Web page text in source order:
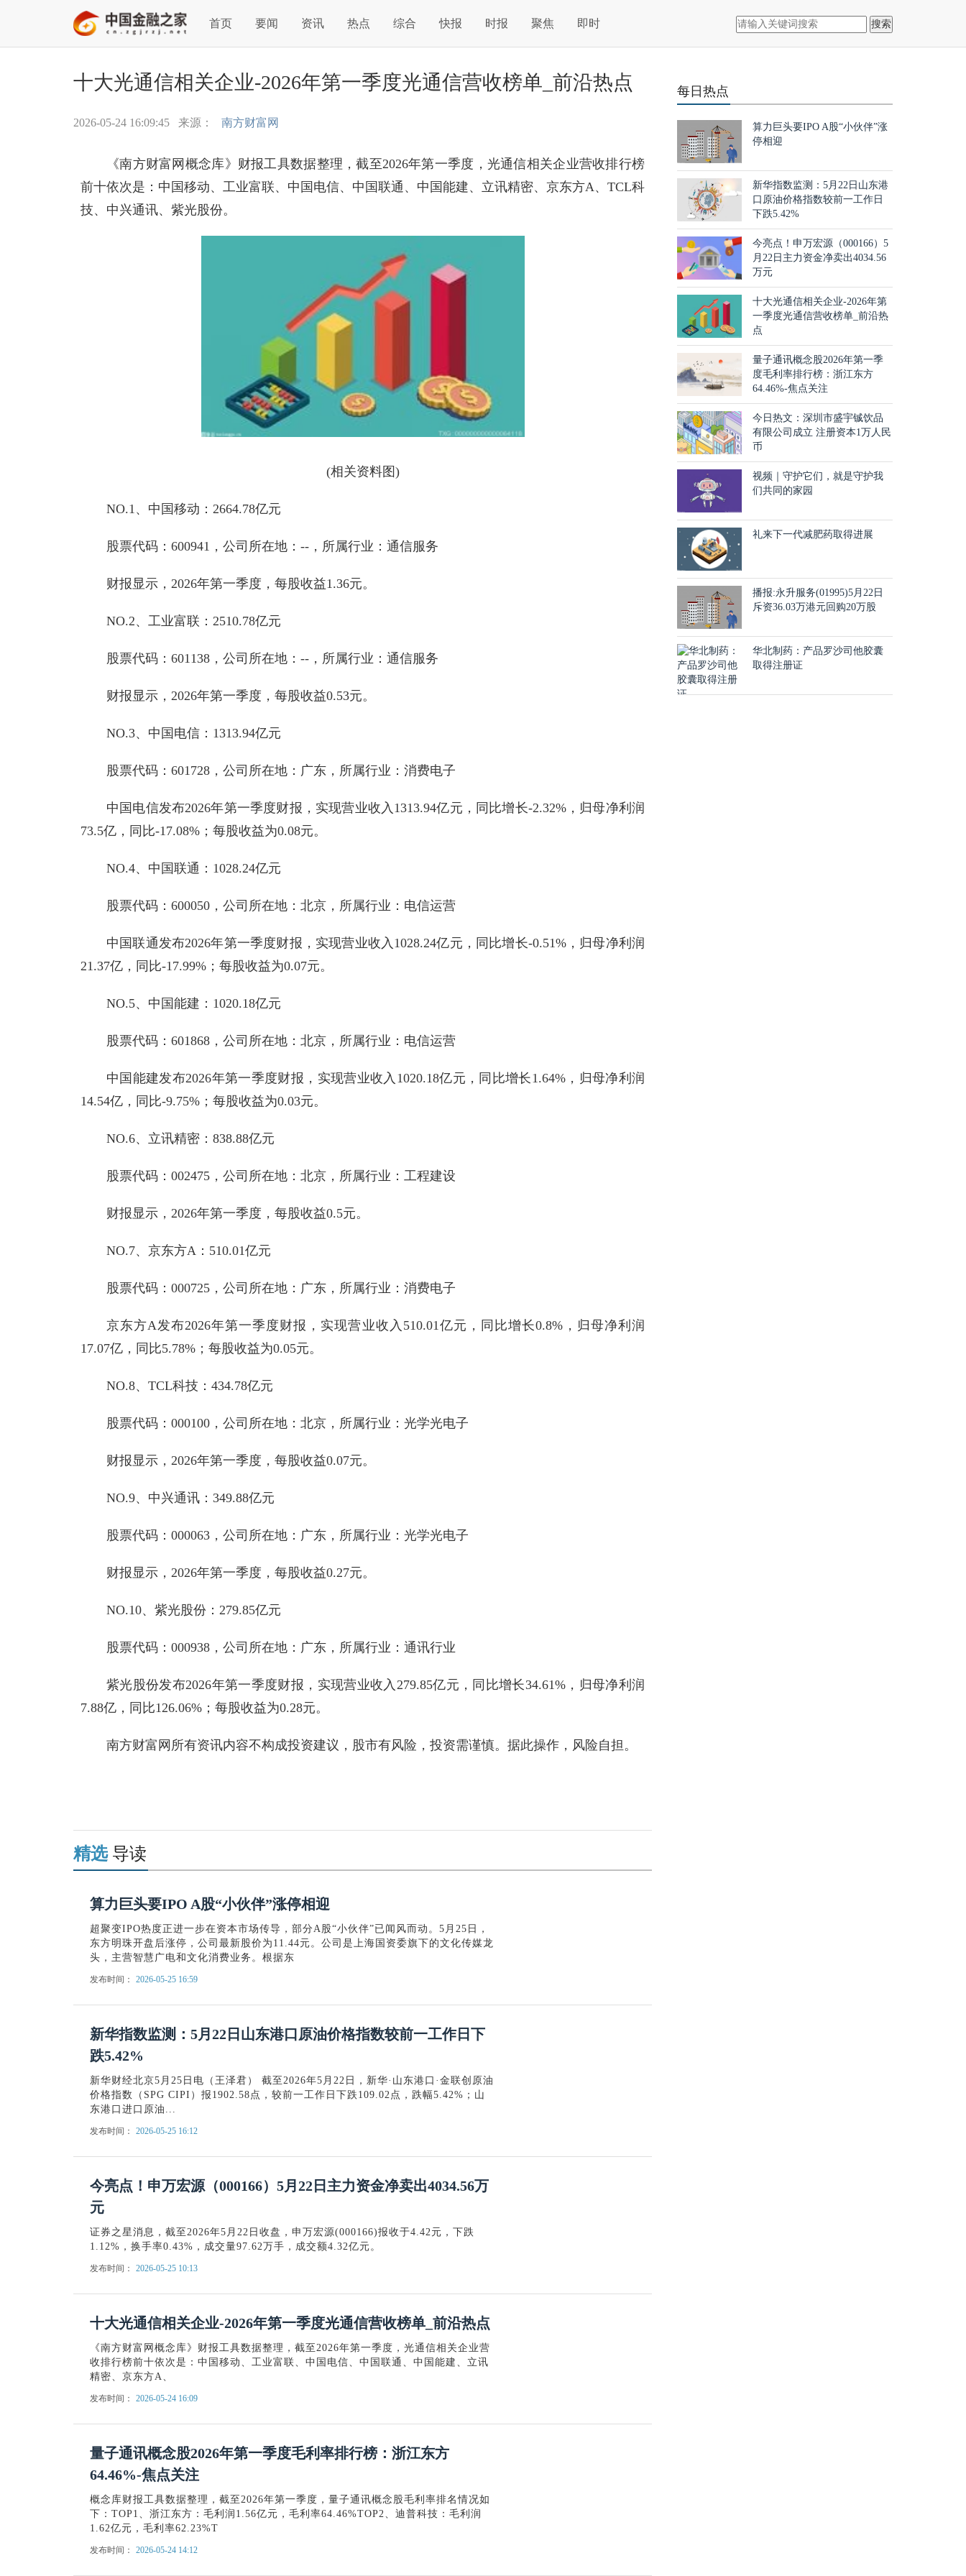
首页 要闻 资讯 热点 综合 快报 时报 聚焦 即时 搜索
十大光通信相关企业-2026年第一季度光通信营收榜单_前沿热点
2026-05-24 16:09:45 来源： 南方财富网
《南方财富网概念库》财报工具数据整理，截至2026年第一季度，光通信相关企业营收排行榜
前十依次是：中国移动、工业富联、中国电信、中国联通、中国能建、立讯精密、京东方A、TCL科
技、中兴通讯、紫光股份。
(相关资料图)
NO.1、中国移动：2664.78亿元
股票代码：600941，公司所在地：--，所属行业：通信服务
财报显示，2026年第一季度，每股收益1.36元。
NO.2、工业富联：2510.78亿元
股票代码：601138，公司所在地：--，所属行业：通信服务
财报显示，2026年第一季度，每股收益0.53元。
NO.3、中国电信：1313.94亿元
股票代码：601728，公司所在地：广东，所属行业：消费电子
中国电信发布2026年第一季度财报，实现营业收入1313.94亿元，同比增长-2.32%，归母净利润
73.5亿，同比-17.08%；每股收益为0.08元。
NO.4、中国联通：1028.24亿元
股票代码：600050，公司所在地：北京，所属行业：电信运营
中国联通发布2026年第一季度财报，实现营业收入1028.24亿元，同比增长-0.51%，归母净利润
21.37亿，同比-17.99%；每股收益为0.07元。
NO.5、中国能建：1020.18亿元
股票代码：601868，公司所在地：北京，所属行业：电信运营
中国能建发布2026年第一季度财报，实现营业收入1020.18亿元，同比增长1.64%，归母净利润
14.54亿，同比-9.75%；每股收益为0.03元。
NO.6、立讯精密：838.88亿元
股票代码：002475，公司所在地：北京，所属行业：工程建设
财报显示，2026年第一季度，每股收益0.5元。
NO.7、京东方A：510.01亿元
股票代码：000725，公司所在地：广东，所属行业：消费电子
京东方A发布2026年第一季度财报，实现营业收入510.01亿元，同比增长0.8%，归母净利润
17.07亿，同比5.78%；每股收益为0.05元。
NO.8、TCL科技：434.78亿元
股票代码：000100，公司所在地：北京，所属行业：光学光电子
财报显示，2026年第一季度，每股收益0.07元。
NO.9、中兴通讯：349.88亿元
股票代码：000063，公司所在地：广东，所属行业：光学光电子
财报显示，2026年第一季度，每股收益0.27元。
NO.10、紫光股份：279.85亿元
股票代码：000938，公司所在地：广东，所属行业：通讯行业
紫光股份发布2026年第一季度财报，实现营业收入279.85亿元，同比增长34.61%，归母净利润
7.88亿，同比126.06%；每股收益为0.28元。
南方财富网所有资讯内容不构成投资建议，股市有风险，投资需谨慎。据此操作，风险自担。
精选导读
算力巨头要IPO A股“小伙伴”涨停相迎
超聚变IPO热度正进一步在资本市场传导，部分A股“小伙伴”已闻风而动。5月25日，
东方明珠开盘后涨停，公司最新股价为11.44元。公司是上海国资委旗下的文化传媒龙
头，主营智慧广电和文化消费业务。根据东
发布时间： 2026-05-25 16:59
新华指数监测：5月22日山东港口原油价格指数较前一工作日下
跌5.42%
新华财经北京5月25日电（王泽君） 截至2026年5月22日，新华·山东港口·金联创原油
价格指数（SPG CIPI）报1902.58点，较前一工作日下跌109.02点，跌幅5.42%；山
东港口进口原油...
发布时间： 2026-05-25 16:12
今亮点！申万宏源（000166）5月22日主力资金净卖出4034.56万
元
证券之星消息，截至2026年5月22日收盘，申万宏源(000166)报收于4.42元，下跌
1.12%，换手率0.43%，成交量97.62万手，成交额4.32亿元。
发布时间： 2026-05-25 10:13
十大光通信相关企业-2026年第一季度光通信营收榜单_前沿热点
《南方财富网概念库》财报工具数据整理，截至2026年第一季度，光通信相关企业营
收排行榜前十依次是：中国移动、工业富联、中国电信、中国联通、中国能建、立讯
精密、京东方A、
发布时间： 2026-05-24 16:09
量子通讯概念股2026年第一季度毛利率排行榜：浙江东方
64.46%-焦点关注
概念库财报工具数据整理，截至2026年第一季度，量子通讯概念股毛利率排名情况如
下：TOP1、浙江东方：毛利润1.56亿元，毛利率64.46%TOP2、迪普科技：毛利润
1.62亿元，毛利率62.23%T
发布时间： 2026-05-24 14:12
每日热点
算力巨头要IPO A股“小伙伴”涨
停相迎
新华指数监测：5月22日山东港
口原油价格指数较前一工作日
下跌5.42%
今亮点！申万宏源（000166）5
月22日主力资金净卖出4034.56
万元
十大光通信相关企业-2026年第
一季度光通信营收榜单_前沿热
点
量子通讯概念股2026年第一季
度毛利率排行榜：浙江东方
64.46%-焦点关注
今日热文：深圳市盛宇铖饮品
有限公司成立 注册资本1万人民
币
视频｜守护它们，就是守护我
们共同的家园
礼来下一代减肥药取得进展
播报:永升服务(01995)5月22日
斥资36.03万港元回购20万股
华北制药：产品罗沙司他胶囊
取得注册证